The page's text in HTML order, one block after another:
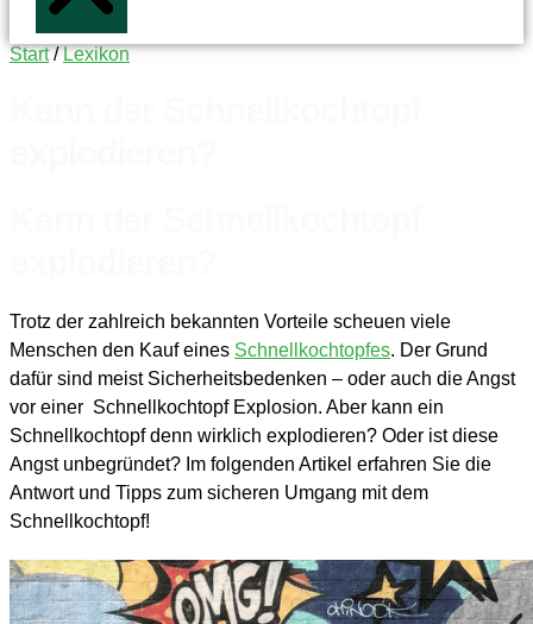
Start/Lexikon
Trotz der zahlreich bekannten Vorteile scheuen viele
Menschen den Kauf eines Schnellkochtopfes. Der Grund
dafür sind meist Sicherheitsbedenken – oder auch die Angst
vor einer Schnellkochtopf Explosion. Aber kann ein
Schnellkochtopf denn wirklich explodieren? Oder ist diese
Angst unbegründet? Im folgenden Artikel erfahren Sie die
Antwort und Tipps zum sicheren Umgang mit dem
Schnellkochtopf!